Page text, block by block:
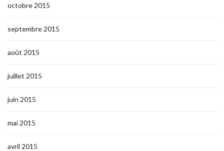
octobre 2015
septembre 2015
août 2015
juillet 2015
juin 2015
mai 2015
avril 2015